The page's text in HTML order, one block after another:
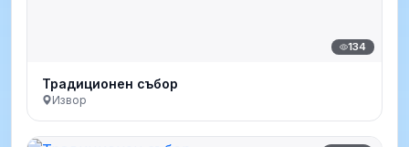
134
Традиционен събор
Извор